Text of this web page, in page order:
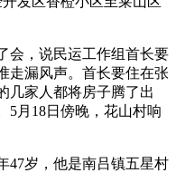
会，说民运工作组首长要
走漏风声。首长要住在张
几家人都将房子腾了出
5月18日傍晚，花山村响
47岁，他是南吕镇五星村